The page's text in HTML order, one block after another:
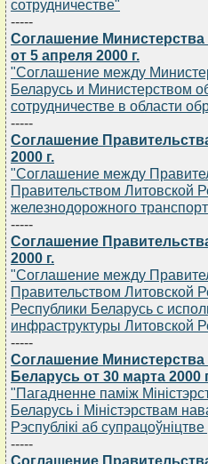
сотрудничестве"
-----
Соглашение
от 5 апреля 2000 г.
"Соглашение между
Беларусь и Министерством
сотрудничестве в области
-----
Соглашение
2000 г.
"Соглашение между
Правительством Литовской
железнодорожного
-----
Соглашение
2000 г.
"Соглашение между
Правительством Литовской
Республики Беларусь с
инфраструктуры Литовской
-----
Соглашение Министерства
Беларусь от 30 марта 2000
"Пагадненне памiж
Беларусь i Мiнiстэрствам
Рэспублiкi аб
-----
Соглашение